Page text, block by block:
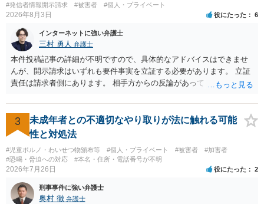
#発信者情報開示請求 #被害者 #個人・プライベート
2026年8月3日 役にたった 6
インターネットに強い弁護士
三村 勇人 弁護士
本件投稿記事の詳細が不明ですので、具体的なアドバイスはできませ
んが、開示請求はいずれも要件事実を立証する必要があります。 立証
責任は請求者側にあります。 相手方からの反論があっても、裁判官が
方が口頭で反論したのは、仮処分は迅速性が要求されるためです。 書
面での反論となれば、より遅延する可能性がございます。 また、本件
はXのため、APのIPアドレスの保存期間の問題もございます。 開示請
求は法律知識が不可欠ですが、それだけでは足りず、実務を踏まえた
方法を選択することが重要です。
3
未成年者との不適切なやり取りが法に触れる可能
性と対処法
#児童ポルノ・わいせつ物頒布等 #個人・プライベート #被害者
#加害者
#恐喝・脅迫への対応
#本名・住所・電話番号が不明
2026年7月26日 役にたった 2
刑事事件に強い弁護士
奥村 徹 弁護士